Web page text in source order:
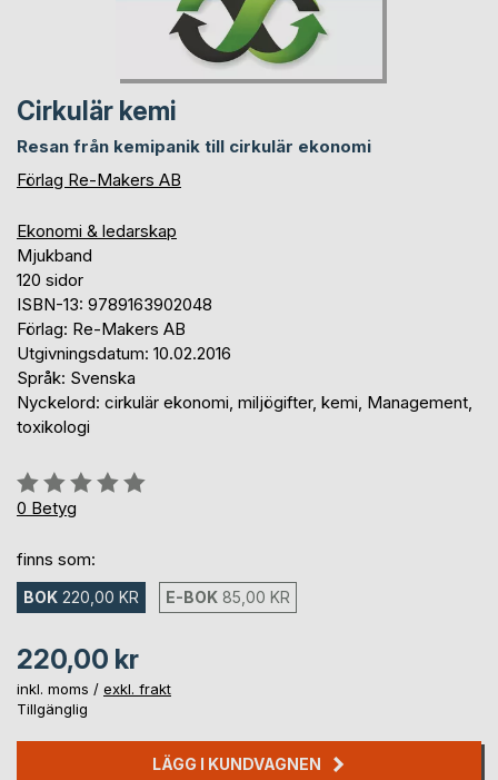
Cirkulär kemi
Resan från kemipanik till cirkulär ekonomi
Förlag Re-Makers AB
Ekonomi & ledarskap
Mjukband
120 sidor
ISBN-13: 9789163902048
Förlag: Re-Makers AB
Utgivningsdatum: 10.02.2016
Språk: Svenska
Nyckelord: cirkulär ekonomi, miljögifter, kemi, Management,
toxikologi
Betyg::
0%
0 Betyg
finns som:
BOK 220,00 KR E-BOK 85,00 KR
220,00 kr
inkl. moms / exkl. frakt
Tillgänglig
LÄGG I KUNDVAGNEN